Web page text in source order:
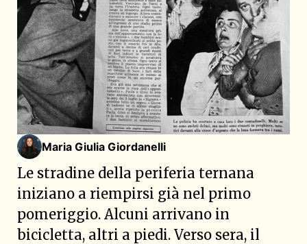
Maria Giulia Giordanelli
Le stradine della periferia ternana
iniziano a riempirsi già nel primo
pomeriggio. Alcuni arrivano in
bicicletta, altri a piedi. Verso sera, il